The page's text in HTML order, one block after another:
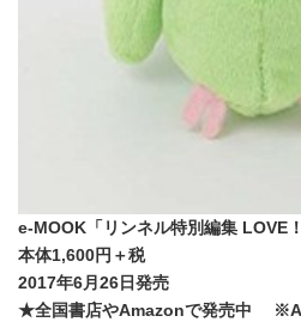
e-MOOK「リンネル特別編集 LOVE
本体1,600円＋税
2017年6月26日発売
★全国書店やAmazonで発売中